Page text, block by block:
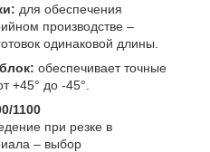
для обеспечения
производстве –
одинаковой длины.
обеспечивает точные
+45° до -45°.
1100
при резке в
– выбор